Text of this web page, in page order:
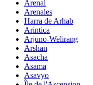
Arenal
Arenales
Harra de Arhab
Arintica
Arjuno-Welirang
Arshan
Asacha
Asama
Asavyo